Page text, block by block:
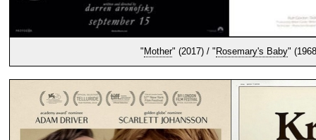
" Mother" (2017) / " Rosemary's Baby"